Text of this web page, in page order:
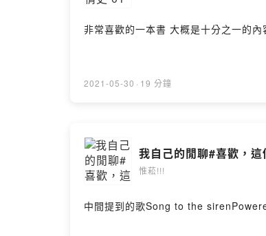
非常喜歡的一本書 大概是十分之一的
2021-05-30 · 19 分鐘
我自己的閒聊#喜歡，這
惟菘!!!
中間提到的歌Song to the